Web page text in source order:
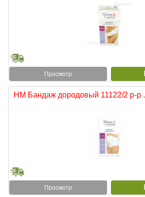
Просмотр
НМ Бандаж дородовый 11122/2 р-р ...
Просмотр